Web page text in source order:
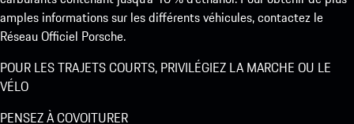
amples informations sur les différents véhicules, contactez le
Réseau Officiel Porsche.
POUR LES TRAJETS COURTS, PRIVILÉGIEZ LA MARCHE OU LE
VÉLO
PENSEZ À COVOITURER